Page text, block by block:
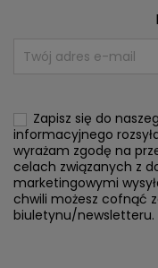
Zapisz się do
informacyjnego
wyrażam zgodę na
celach związanych z
marketingowymi
chwili możesz cofnąć
biuletynu/newsletteru.